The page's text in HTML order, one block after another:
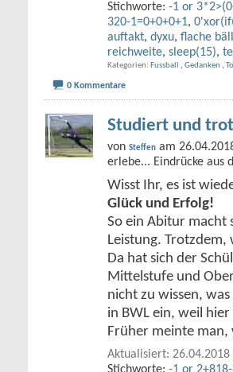
Stichworte: -1 or
320-1=0+0+0+1,
auftakt, dyxu, flache
reichweite, sleep(15),
Kategorien Fussball , Gedanken ,
0 Kommentare
Studiert und
von Steffen am
erlebe... Eindrücke aus
Wisst Ihr, es ist
Glück und Erfolg!
So ein Abitur macht
Leistung. Trotzdem,
Da hat sich der
Mittelstufe und
nicht zu wissen,
in BWL ein, weil
Früher meinte man,
Aktualisiert: 26.04.2018